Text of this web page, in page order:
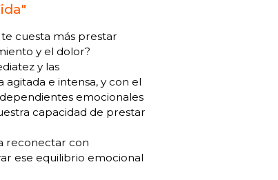
cuesta más prestar
y el dolor?
y las
agitada e intensa, y con el
emocionales
capacidad de prestar
reconectar con
ese equilibrio emocional